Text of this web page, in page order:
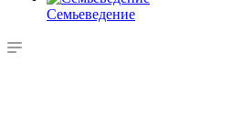
Семьеведение